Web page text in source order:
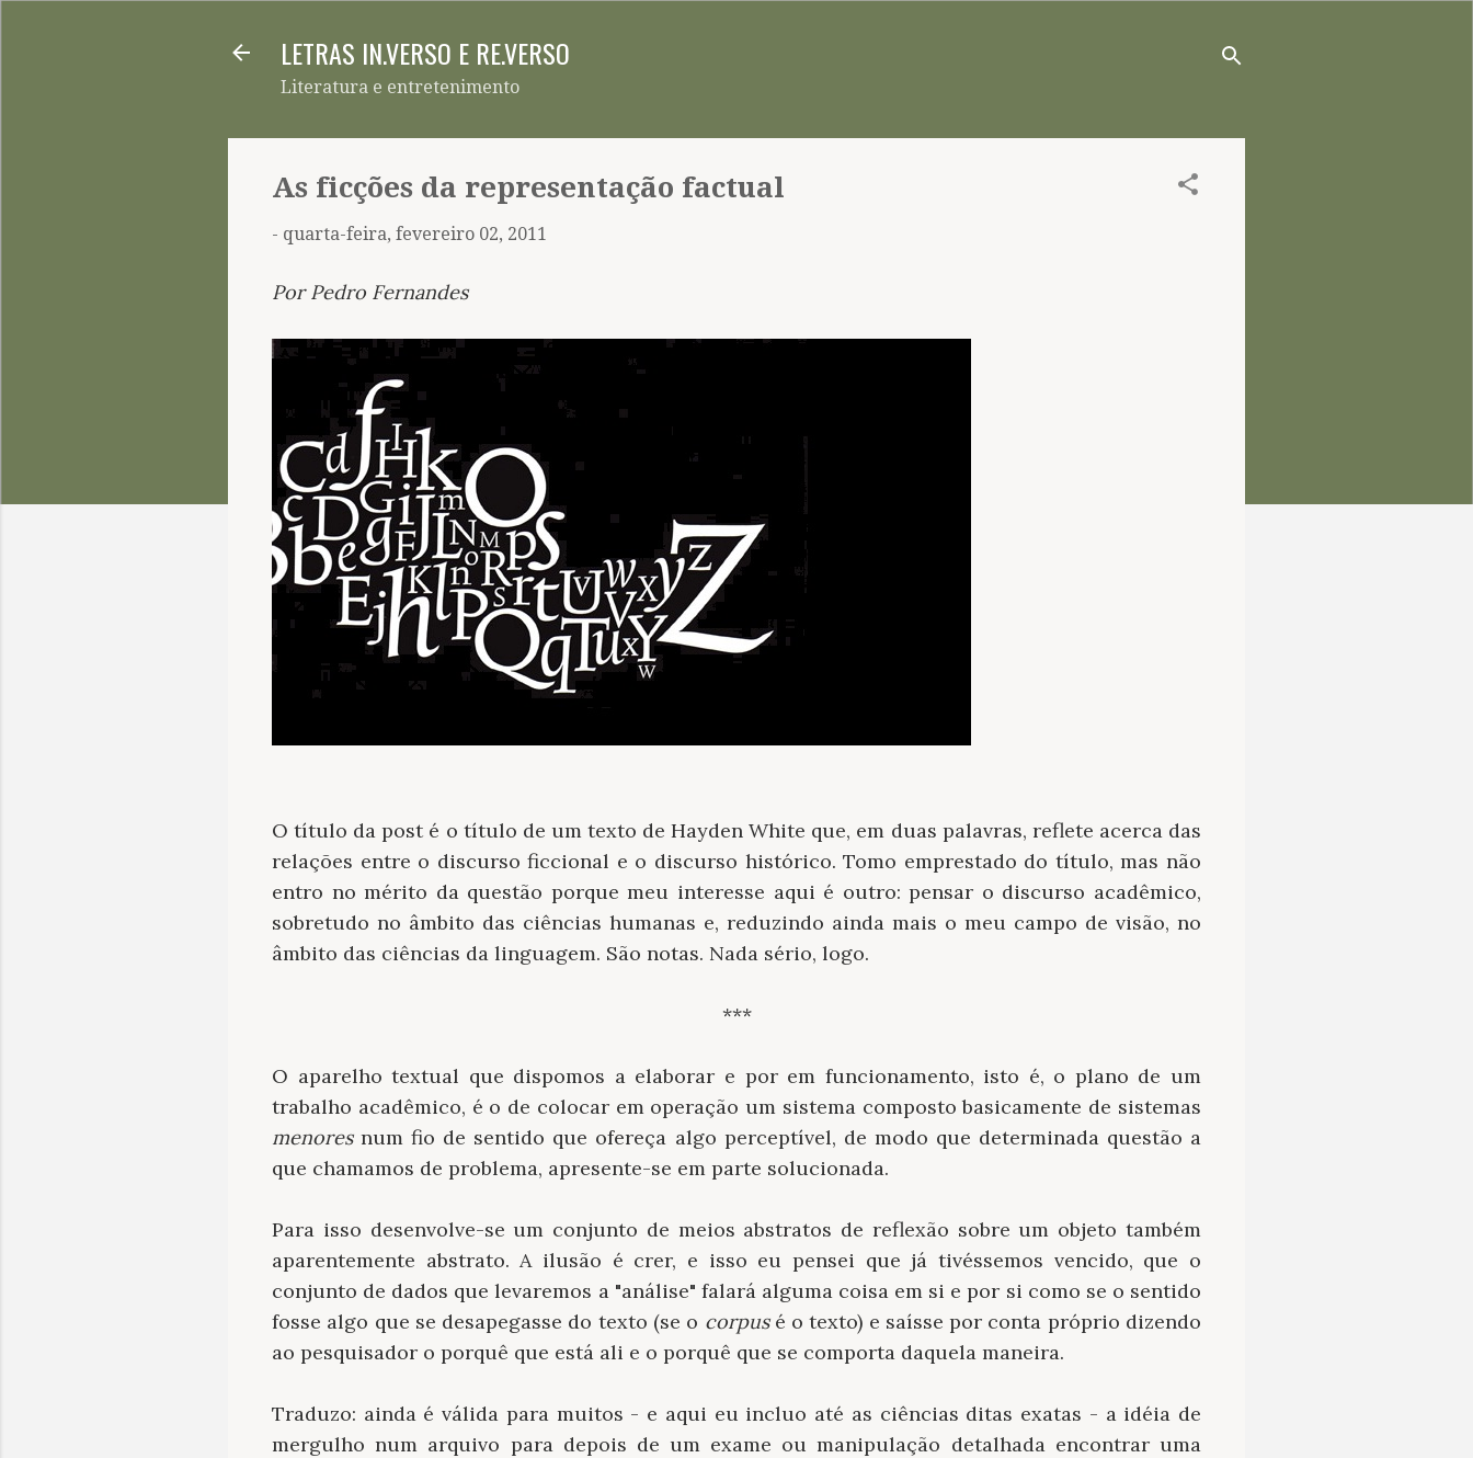
LETRAS IN.VERSO E RE.VERSO
Literatura e entretenimento
As ficções da representação factual
- quarta-feira, fevereiro 02, 2011
Por Pedro Fernandes
O título da post é o título de um texto de Hayden White que, em duas palavras, reflete acerca das
relações entre o discurso ficcional e o discurso histórico. Tomo emprestado do título, mas não
entro no mérito da questão porque meu interesse aqui é outro: pensar o discurso acadêmico,
sobretudo no âmbito das ciências humanas e, reduzindo ainda mais o meu campo de visão, no
âmbito das ciências da linguagem. São notas. Nada sério, logo.
***
O aparelho textual que dispomos a elaborar e por em funcionamento, isto é, o plano de um
trabalho acadêmico, é o de colocar em operação um sistema composto basicamente de sistemas
menoresnum fio de sentido que ofereça algo perceptível, de modo que determinada questão a
que chamamos de problema, apresente-se em parte solucionada.
Para isso desenvolve-se um conjunto de meios abstratos de reflexão sobre um objeto também
aparentemente abstrato. A ilusão é crer, e isso eu pensei que já tivéssemos vencido, que o
conjunto de dados que levaremos a "análise" falará alguma coisa em si e por si como se o sentido
fosse algo que se desapegasse do texto (se o corpus é o texto) e saísse por conta próprio dizendo
ao pesquisador o porquê que está ali e o porquê que se comporta daquela maneira.
Traduzo: ainda é válida para muitos - e aqui eu incluo até as ciências ditas exatas - a idéia de
mergulho num arquivo para depois de um exame ou manipulação detalhada encontrar uma